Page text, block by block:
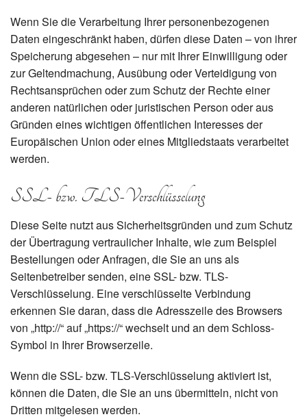
Wenn Sie die Verarbeitung Ihrer personenbezogenen
Daten eingeschränkt haben, dürfen diese Daten – von ihrer
Speicherung abgesehen – nur mit Ihrer Einwilligung oder
zur Geltendmachung, Ausübung oder Verteidigung von
Rechtsansprüchen oder zum Schutz der Rechte einer
anderen natürlichen oder juristischen Person oder aus
Gründen eines wichtigen öffentlichen Interesses der
Europäischen Union oder eines Mitgliedstaats verarbeitet
werden.
SSL- bzw. TLS-Verschlüsselung
Diese Seite nutzt aus Sicherheitsgründen und zum Schutz
der Übertragung vertraulicher Inhalte, wie zum Beispiel
Bestellungen oder Anfragen, die Sie an uns als
Seitenbetreiber senden, eine SSL- bzw. TLS-
Verschlüsselung. Eine verschlüsselte Verbindung
erkennen Sie daran, dass die Adresszeile des Browsers
von „http://“ auf „https://“ wechselt und an dem Schloss-
Symbol in Ihrer Browserzeile.
Wenn die SSL- bzw. TLS-Verschlüsselung aktiviert ist,
können die Daten, die Sie an uns übermitteln, nicht von
Dritten mitgelesen werden.